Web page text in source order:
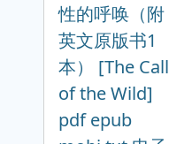
性的呼唤（附
英文原版书1
本） [The Call
of the Wild]
pdf epub